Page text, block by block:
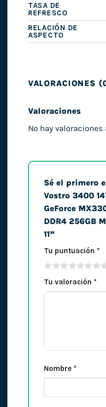
TASA DE
REFRESCO
RELACIÓN DE
ASPECTO
VALORACIONES
Valoraciones
No hay valoraciones
Sé el primero
Vostro 3400
GeForce
DDR4 256GB
11”
Tu puntuación *
Tu valoración *
Nombre *